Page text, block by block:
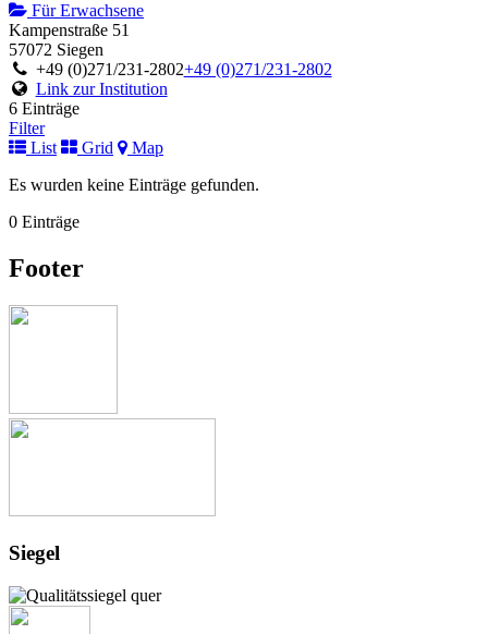
Für Erwachsene
Kampenstraße 51
57072 Siegen
+49 (0)271/231-2802+49 (0)271/231-2802
Link zur Institution
6 Einträge
Filter
List
Grid
Map
Es wurden keine Einträge gefunden.
0 Einträge
Footer
Siegel